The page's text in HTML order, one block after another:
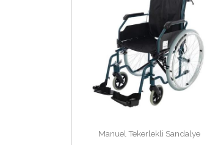
Manuel Tekerlekli Sandalye